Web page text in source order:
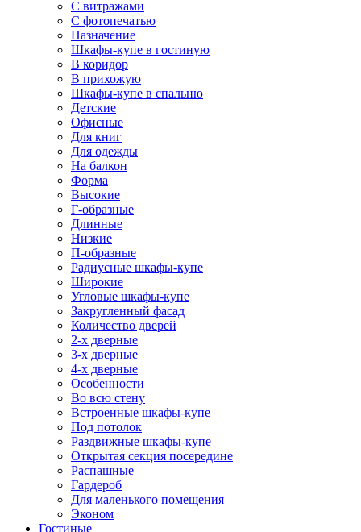
С витражами
С фотопечатью
Назначение
Шкафы-купе в гостиную
В коридор
В прихожую
Шкафы-купе в спальню
Детские
Офисные
Для книг
Для одежды
На балкон
Форма
Высокие
Г-образные
Длинные
Низкие
П-образные
Радиусные шкафы-купе
Широкие
Угловые шкафы-купе
Закругленный фасад
Количество дверей
2-х дверные
3-х дверные
4-х дверные
Особенности
Во всю стену
Встроенные шкафы-купе
Под потолок
Раздвижные шкафы-купе
Открытая секция посередине
Распашные
Гардероб
Для маленького помещения
Эконом
Гостиные